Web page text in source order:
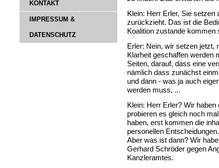
KONTAKT
IMPRESSUM &
DATENSCHUTZ
Klein: Herr Erler, Sie
zurückzieht. Das ist die
Koalition zustande kommen
Erler: Nein, wir setzen jetzt,
Klarheit geschaffen werden
Seiten, darauf, dass eine
nämlich dass zunächst
und dann - was ja auch
werden muss, ...
Klein: Herr Erler? Wir
probieren es gleich noch
haben, erst kommen die
personellen
Aber was ist dann? Wir
Gerhard Schröder gegen
Kanzleramtes.